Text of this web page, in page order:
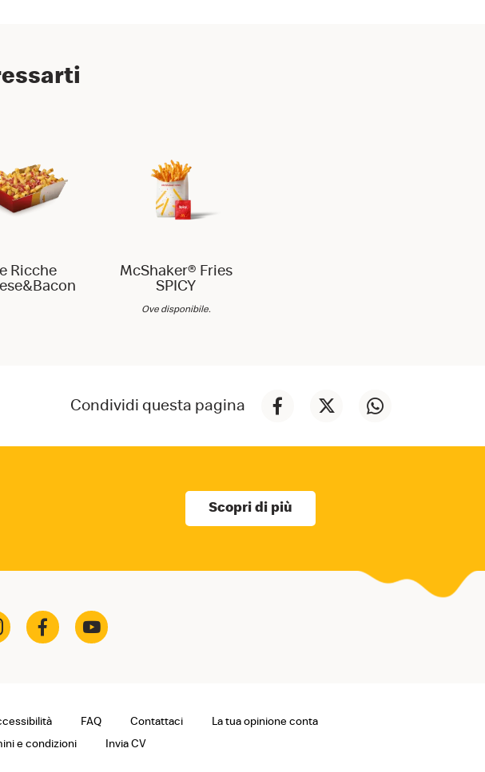
Ricche
McShaker® Fries
SPICY
Ove disponibile.
Condividi questa pagina
Scopri di più
FAQ Contattaci
La tua opinione conta
e condizioni Invia CV